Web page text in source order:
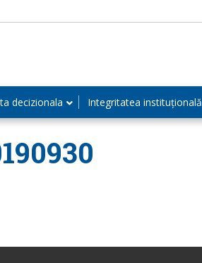
decizionala Integritatea instituțională